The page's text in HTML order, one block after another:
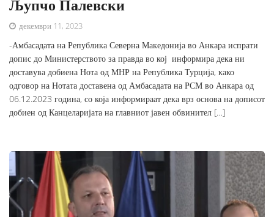
Љупчо Палевски
декември 11, 2023
-Амбасадата на Република Северна Македонија во Анкара испрати
допис до Министерството за правда во кој информира дека ни
доставува добиена Нота од МНР на Република Турција, како
одговор на Нотата доставена од Амбасадата на РСМ во Анкара од
06.12.2023 година, со која информираат дека врз основа на дописот
добиен од Канцеларијата на главниот јавен обвинител […]